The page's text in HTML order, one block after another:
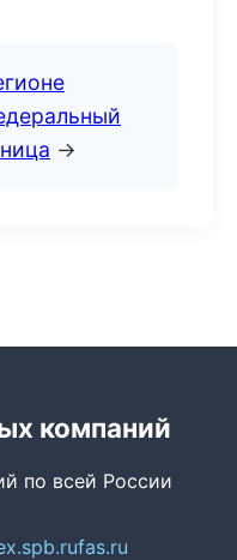
→
компаний
по всей России
fas.ru